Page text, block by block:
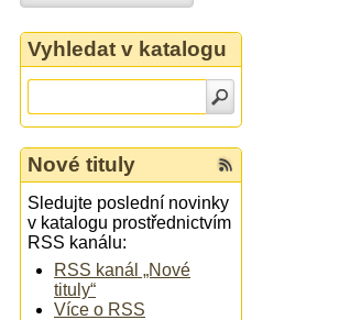
Vyhledat v katalogu
Nové tituly
Sledujte poslední novinky
v katalogu prostřednictvím
RSS kanálu:
RSS kanál „Nové
tituly“
Více o RSS